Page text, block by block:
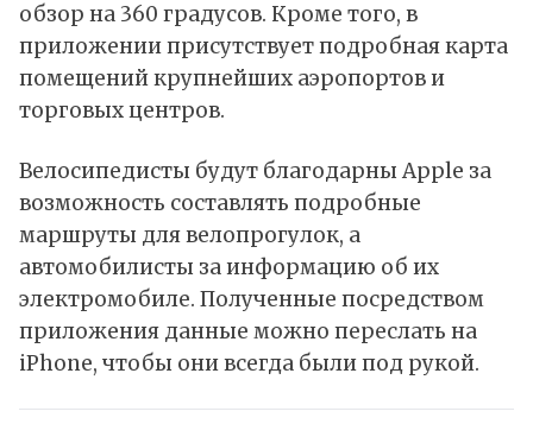
обзор на 360 градусов. Кроме того, в
приложении присутствует подробная карта
помещений крупнейших аэропортов и
торговых центров.
Велосипедисты будут благодарны Apple за
возможность составлять подробные
маршруты для велопрогулок, а
автомобилисты за информацию об их
электромобиле. Полученные посредством
приложения данные можно переслать на
iPhone, чтобы они всегда были под рукой.